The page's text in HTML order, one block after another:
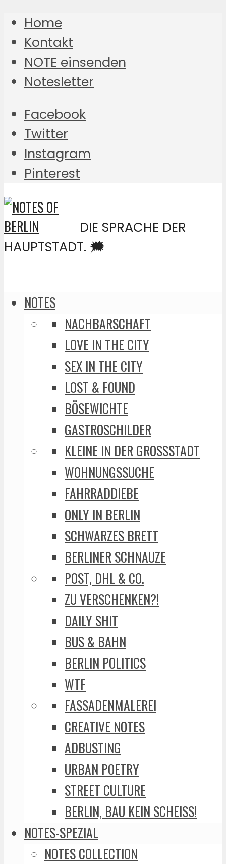
Home
Kontakt
NOTE einsenden
Notesletter
Facebook
Twitter
Instagram
Pinterest
DIE SPRACHE DER
HAUPTSTADT. 🗯️
NOTES
NACHBARSCHAFT
LOVE IN THE CITY
SEX IN THE CITY
LOST & FOUND
BÖSEWICHTE
GASTROSCHILDER
KLEINE IN DER GROSSSTADT
WOHNUNGSSUCHE
FAHRRADDIEBE
ONLY IN BERLIN
SCHWARZES BRETT
BERLINER SCHNAUZE
POST, DHL & CO.
ZU VERSCHENKEN?!
DAILY SHIT
BUS & BAHN
BERLIN POLITICS
WTF
FASSADENMALEREI
CREATIVE NOTES
ADBUSTING
URBAN POETRY
STREET CULTURE
BERLIN, BAU KEIN SCHEISS!
NOTES-SPEZIAL
NOTES COLLECTION